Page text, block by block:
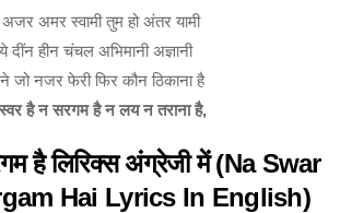
अमर स्वामी तुम हो अंतर यामी
ये दींन हीन चंचल अभिमानी अज्ञानी
जो नजर फेरी फिर कौन ठिकाना है
है न सरगम है न लय न तराना है,
है लिरिक्स अंग्रेजी में (Na Swar
Hai Lyrics In English)